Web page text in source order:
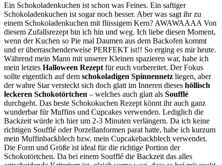
Ein Schokoladenkuchen ist schon was Feines. Ein saftiger
Schokoladenkuchen ist sogar noch besser. Aber was sagt ihr zu
einem Schokoladenkuchen mit flüssigem Kern? AWAWAAAA Von
diesem Zufallsrezept bin ich hin und weg. Ich liebe diesen Moment,
wenn der Kuchen so Pie mal Daumen aus dem Backofen kommt
und er überraschenderweise PERFEKT ist!! So erging es mir heute.
Während mein Mann mit unserer Kleinen spazieren war, habe ich
mein letztes Halloween Rezept für euch vorbereitet. Der Fokus
sollte eigentlich auf dem schokoladigen Spinnennetz liegen, aber
der wahre Star versteckt sich doch glatt im Inneren dieses höllisch
leckeren Schokotörtchen – welches auch glatt als Soufflé
durchgeht. Das beste Schokokuchen Rezept könnt ihr auch ganz
wunderbar für Muffins und Cupcakes verwenden. Lediglich die
Backzeit würde ich hier um 2-3 Minuten verlängern. Da ich keine
richtigen Soufflé oder Porzellanformen parat hatte, habe ich kurzum
mein Muffinbackblech bzw. mein Cupcakebackblech verwendet.
Die Form und Größe ist ideal für die richtige Portion der
Schokotörtchen. Da bei einem Soufflé die Backzeit das alles